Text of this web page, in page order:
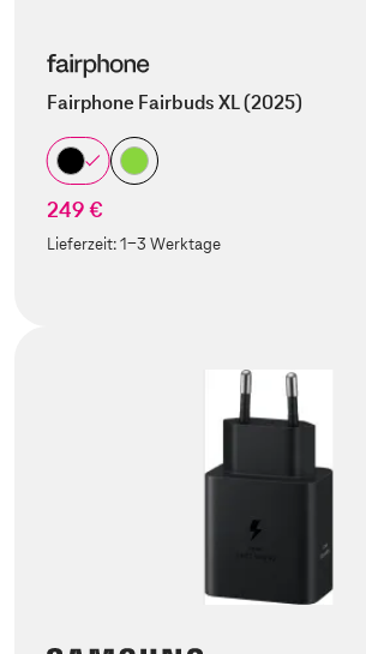
Fairphone Fairbuds XL (2025)
249 €
Lieferzeit:1-3 Werktage